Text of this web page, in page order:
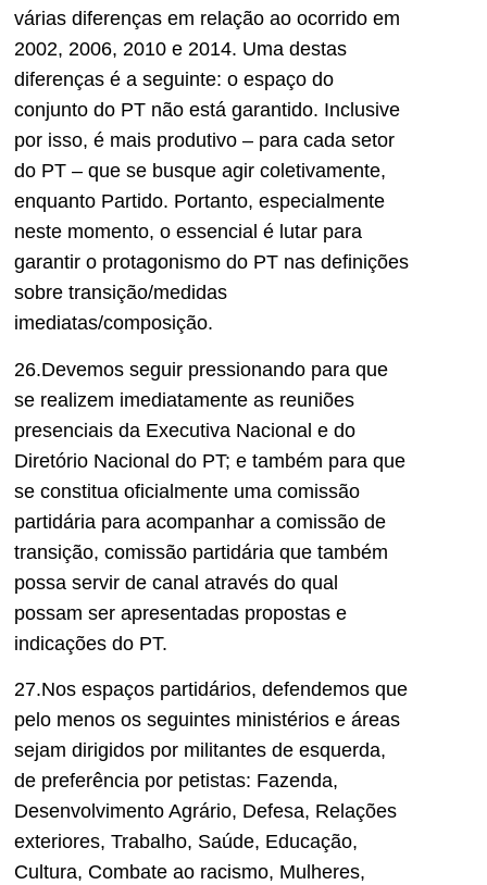
várias diferenças em relação ao ocorrido em
2002, 2006, 2010 e 2014. Uma destas
diferenças é a seguinte: o espaço do
conjunto do PT não está garantido. Inclusive
por isso, é mais produtivo – para cada setor
do PT – que se busque agir coletivamente,
enquanto Partido. Portanto, especialmente
neste momento, o essencial é lutar para
garantir o protagonismo do PT nas definições
sobre transição/medidas
imediatas/composição.
26.Devemos seguir pressionando para que
se realizem imediatamente as reuniões
presenciais da Executiva Nacional e do
Diretório Nacional do PT; e também para que
se constitua oficialmente uma comissão
partidária para acompanhar a comissão de
transição, comissão partidária que também
possa servir de canal através do qual
possam ser apresentadas propostas e
indicações do PT.
27.Nos espaços partidários, defendemos que
pelo menos os seguintes ministérios e áreas
sejam dirigidos por militantes de esquerda,
de preferência por petistas: Fazenda,
Desenvolvimento Agrário, Defesa, Relações
exteriores, Trabalho, Saúde, Educação,
Cultura, Combate ao racismo, Mulheres,